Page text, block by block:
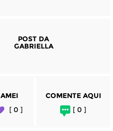
POST DA
GABRIELLA
AMEI
[ 0 ]
COMENTE AQUI
[ 0 ]